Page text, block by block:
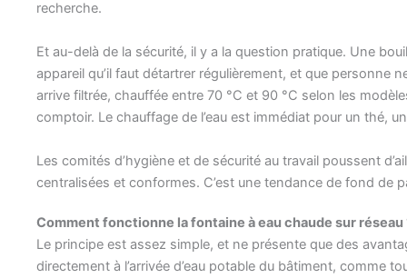
recherche.
Et au-delà de la sécurité, il y a la question pratique. Une
appareil qu’il faut détartrer régulièrement, et que personne
arrive filtrée, chauffée entre 70 °C et 90 °C selon les
comptoir. Le chauffage de l’eau est immédiat pour un thé,
Les comités d’hygiène et de sécurité au travail poussent
centralisées et conformes. C’est une tendance de fond
Comment fonctionne la fontaine à eau chaude sur réseau
Le principe est assez simple, et ne présente que des
directement à l’arrivée d’eau potable du bâtiment, comme